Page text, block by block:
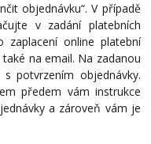
objednávku“. V případě
v zadání platebních
online platební
na email. Na zadanou
potvrzením objednávky.
předem vám instrukce
a zároveň vám je